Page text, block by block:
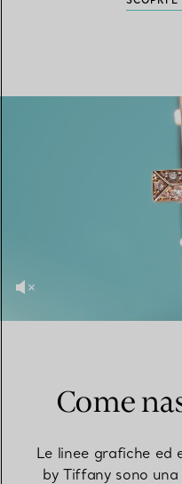
Come
Le linee grafiche ed
by Tiffany sono